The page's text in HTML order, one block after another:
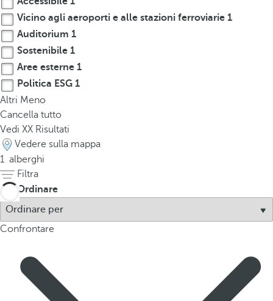
p
.
Vicino agli aeroporti e alle stazioni ferroviarie 1
Auditorium 1
Sostenibile 1
Aree esterne 1
Politica ESG 1
Altri Meno
Cancella tutto
Vedi XX Risultati
Vedere sulla mappa
1 alberghi
Filtra
Ordinare
Confrontare